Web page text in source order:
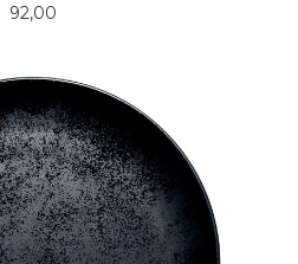
Pris
92,00